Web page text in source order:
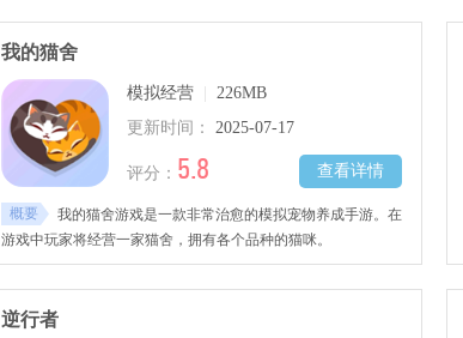
需氪不需肝，感兴趣的玩家不要错过哦！
我的猫舍
模拟经营
226MB
更新时间：
2025-07-17
查看详情
评分： 5.8
概要
我的猫舍游戏是一款非常治愈的模拟宠物养成手游。在
游戏中玩家将经营一家猫舍，拥有各个品种的猫咪。
逆行者